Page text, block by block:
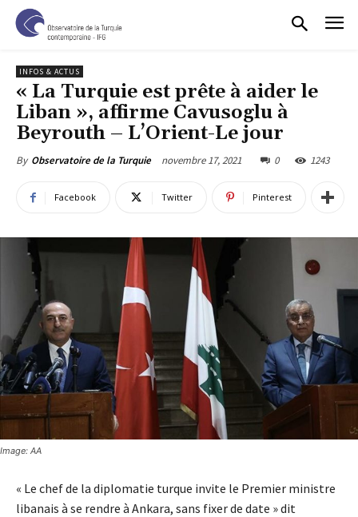
INFOS & ACTUS
« La Turquie est prête à aider le
Liban », affirme Cavusoglu à
Beyrouth – L’Orient-Le jour
By Observatoire de la Turquie novembre 17, 2021 0 1243
Facebook Twitter Pinterest
Image: AA
« Le chef de la diplomatie turque invite le Premier ministre
libanais à se rendre à Ankara, sans fixer de date » dit